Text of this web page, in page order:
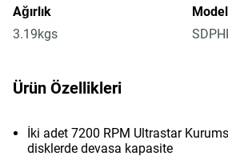
Ağırlık
3.19kgs
Ürün Özellikleri
İki adet 7200 RPM Ultrastar
disklerde devasa kapasite